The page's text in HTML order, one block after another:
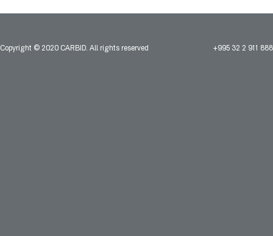
Copyright © 2020 CARBID. All rights reserved +995 32 2 911 888